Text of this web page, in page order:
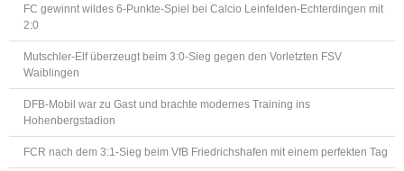
FC gewinnt wildes 6-Punkte-Spiel bei Calcio Leinfelden-Echterdingen mit
2:0
Mutschler-Elf überzeugt beim 3:0-Sieg gegen den Vorletzten FSV
Waiblingen
DFB-Mobil war zu Gast und brachte modernes Training ins
Hohenbergstadion
FCR nach dem 3:1-Sieg beim VfB Friedrichshafen mit einem perfekten Tag